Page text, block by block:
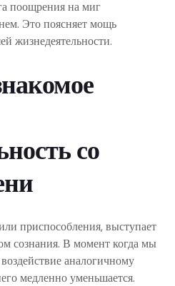
поощрения на миг
Это поясняет мощь
жизнедеятельности.
со
приспособления, выступает
сознания. В момент когда мы
аналогичному
медленно уменьшается.